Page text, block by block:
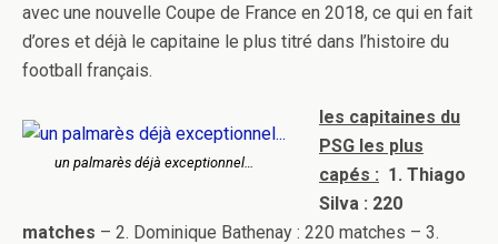
avec une nouvelle Coupe de France en 2018, ce qui en fait
d’ores et déjà le capitaine le plus titré dans l’histoire du
football français.
un palmarès déjà exceptionnel…
les capitaines du
PSG les plus
capés : 1. Thiago
Silva : 220
matches – 2. Dominique Bathenay : 220 matches – 3.